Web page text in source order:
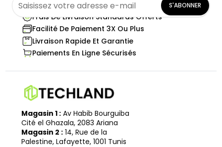
S'ABONNER
Frais De Livraison Standards Offerts
Facilité De Paiement 3X Ou Plus
Livraison Rapide Et Garantie
Paiements En Ligne Sécurisés
Magasin 1 : Av Habib Bourguiba
Cité el Ghazala, 2083 Ariana
Magasin 2 : 14, Rue de la
Palestine, Lafayette, 1001 Tunis